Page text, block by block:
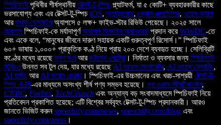
স্পিচিফাই পৃথিবীর শীর্ষস্থানীয় টেক্সট-টু-স্পিচ প্ল্যাটফর্ম, যা ৫ কোটি+ ব্যবহারকারীর কাছে
ভরসাযোগ্য এবং এর টেক্সট-টু-স্পিচ iOS, অ্যান্ড্রয়েড, ক্রোম এক্সটেনশন, ওয়েব অ্যাপ
আরম্যাক ডেস্কটপ অ্যাপসে ৫ লক্ষ+ ফাইভ-স্টার রিভিউ পেয়েছে। ২০২৫ সালে
অ্যাপলস্পিচিফাই-কে মর্যাদাপূর্ণঅ্যাপল ডিজাইন অ্যাওয়ার্ড প্রদান করেWWDC-তে
এবং একে বলে, “মানুষের জীবনে দারুণ সহায়ক একটি গুরুত্বপূর্ণ রিসোর্স।” স্পিচিফাই
৬০+ ভাষায় ১,০০০+ প্রাকৃতিক কণ্ঠ নিয়ে প্রায় ২০০ দেশে ব্যবহৃত হচ্ছে। সেলিব্রিটি
কণ্ঠের মধ্যে রয়েছেস্নুপ ডগ আরগুইনেথ পেল্ট্রো । নির্মাতা ও ব্যবসার জন্য স্পিচিফাই
স্টুডিও উন্নত সব টুল দেয়, যার মধ্যে রয়েছে AI ভয়েস জেনারেটর, AI ভয়েস ক্লোনিং,
AI ডাবিং আর AI ভয়েস চেঞ্জার। স্পিচিফাই-এর উচ্চমানের এবং খরচ-সাশ্রয়ী টেক্সট-টু-
স্পিচ API-এর মাধ্যমে অসংখ্য শীর্ষ পণ্য সম্ভব হয়েছে। দ্য ওয়াল স্ট্রিট জার্নাল,
CNBC, Forbes, TechCrunch এবং অন্যান্য বড় সংবাদমাধ্যমে স্পিচিফাই নিয়ে
প্রতিবেদন প্রকাশিত হয়েছে; এটি বিশ্বের সর্ববৃহৎ টেক্সট-টু-স্পিচ প্রদানকারী। আরও
জানতে ভিজিট করুনspeechify.com/news, speechify.com/blog এবং
speechify.com/press ।